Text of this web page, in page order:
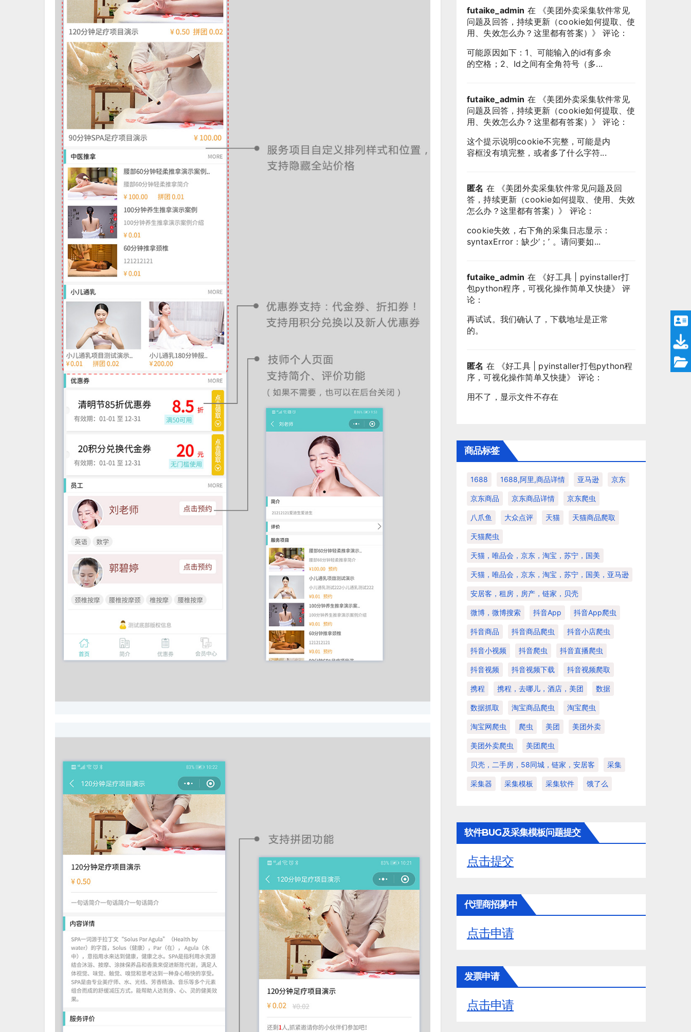
futaike_admin 在 《美团外卖采集软件常见
问题及回答，持续更新（cookie如何提取、使
用、失效怎么办？这里都有答案） 》 评论：
可能原因如下：1、可能输入的id有多余
的空格；2、Id之间有全角符号（多...
futaike_admin 在 《美团外卖采集软件常见
问题及回答，持续更新（cookie如何提取、使
用、失效怎么办？这里都有答案） 》 评论：
这个提示说明cookie不完整，可能是内
容框没有填完整，或者多了什么字符...
匿名 在 《美团外卖采集软件常见问题及回
答，持续更新（cookie如何提取、使用、失效
怎么办？这里都有答案） 》 评论：
cookie失效，右下角的采集日志显示：
syntaxError：缺少‘；’ 。请问要如...
futaike_admin 在 《好工具 | pyinstaller打
包python程序，可视化操作简单又快捷》 评
论：
再试试。我们确认了，下载地址是正常
的。
匿名 在 《好工具 | pyinstaller打包python程
序，可视化操作简单又快捷》 评论：
用不了，显示文件不存在
商品标签
1688 1688,阿里,商品详情 亚马逊 京东
京东商品 京东商品详情 京东爬虫
八爪鱼 大众点评 天猫 天猫商品爬取
天猫爬虫
天猫，唯品会，京东，淘宝，苏宁，国美
天猫，唯品会，京东，淘宝，苏宁，国美，亚马逊
安居客，租房，房产，链家，贝壳
微博，微博搜索 抖音app 抖音app爬虫
抖音商品 抖音商品爬虫 抖音小店爬虫
抖音小视频 抖音爬虫 抖音直播爬虫
抖音视频 抖音视频下载 抖音视频爬取
携程 携程，去哪儿，酒店，美团 数据
数据抓取 淘宝商品爬虫 淘宝爬虫
淘宝网爬虫 爬虫 美团 美团外卖
美团外卖爬虫 美团爬虫
贝壳，二手房，58同城，链家，安居客 采集
采集器 采集模板 采集软件 饿了么
软件BUG及采集模板问题提交
点击提交
代理商招募中
点击申请
发票申请
点击申请